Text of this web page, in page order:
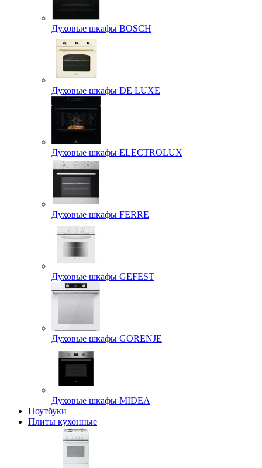
Духовые шкафы BOSCH
Духовые шкафы DE LUXE
Духовые шкафы ELECTROLUX
Духовые шкафы FERRE
Духовые шкафы GEFEST
Духовые шкафы GORENJE
Духовые шкафы MIDEA
Ноутбуки
Плиты кухонные